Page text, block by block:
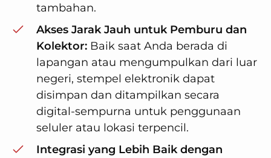
tambahan.
Akses Jarak Jauh untuk Pemburu dan
Kolektor:Baik saat Anda berada di
lapangan atau mengumpulkan dari luar
negeri, stempel elektronik dapat
disimpan dan ditampilkan secara
digital-sempurna untuk penggunaan
seluler atau lokasi terpencil.
Integrasi yang Lebih Baik dengan